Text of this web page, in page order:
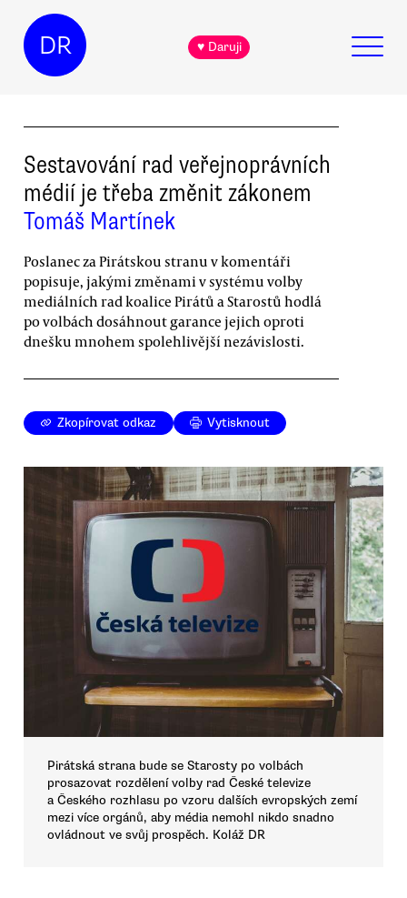
DR ♥ Daruji
Sestavování rad veřejnoprávních
médií je třeba změnit zákonem
Tomáš Martínek
Poslanec za Pirátskou stranu v komentáři
popisuje, jakými změnami v systému volby
mediálních rad koalice Pirátů a Starostů hodlá
po volbách dosáhnout garance jejich oproti
dnešku mnohem spolehlivější nezávislosti.
Zkopírovat odkaz Vytisknout
Pirátská strana bude se Starosty po volbách
prosazovat rozdělení volby rad České televize
a Českého rozhlasu po vzoru dalších evropských zemí
mezi více orgánů, aby média nemohl nikdo snadno
ovládnout ve svůj prospěch. Koláž DR